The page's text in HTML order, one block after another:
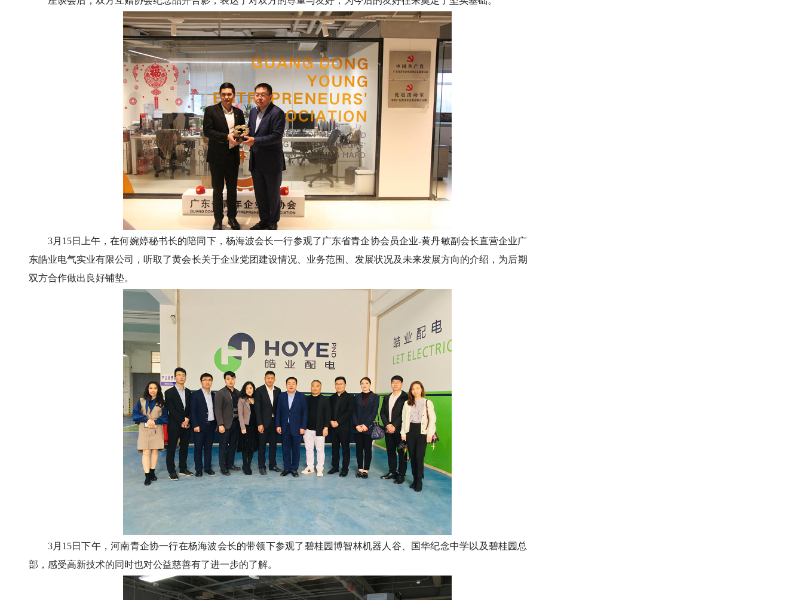
3月15日上午，在何婉婷秘书长的陪同下，杨海波会长一行参观了广东省青企协会员企业-黄丹敏副会长直营企业广
东皓业电气实业有限公司，听取了黄会长关于企业党团建设情况、业务范围、发展状况及未来发展方向的介绍，为后期
双方合作做出良好铺垫。
3月15日下午，河南青企协一行在杨海波会长的带领下参观了碧桂园博智林机器人谷、国华纪念中学以及碧桂园总
部，感受高新技术的同时也对公益慈善有了进一步的了解。